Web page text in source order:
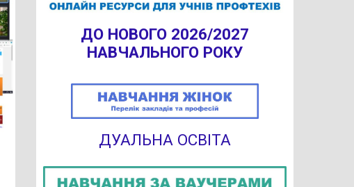
ДО НОВОГО 2026/2027
НАВЧАЛЬНОГО РОКУ
ДУАЛЬНА ОСВІТА